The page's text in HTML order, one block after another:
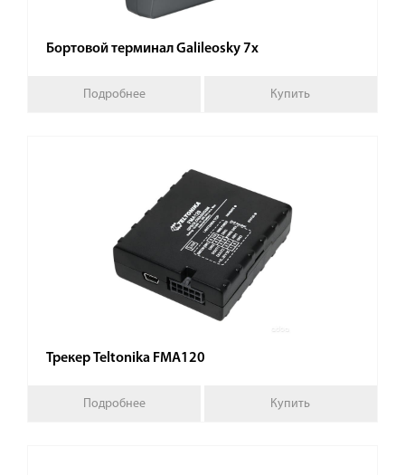
Бортовой терминал Galileosky 7x
Подробнее Купить
Трекер Teltonika FMA120
Подробнее Купить